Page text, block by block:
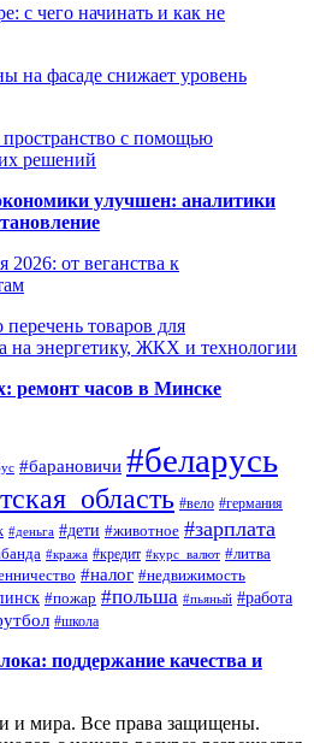
с чего начинать и как не
на фасаде снижает уровень
с помощью
решений
улучшен: аналитики
2026: от веганства к
товаров для
на энергетику, ЖКХ и технологии
ремонт часов в Минске
#барановичи #беларусь
#вело #германия
#деньга #дети #животное #зарплата
#кража #кредит #курс_валют #литва
#налог #недвижимость
#пожар #польша #пьяный #работа
#школа
поддержание качества и
и мира. Все права защищены.